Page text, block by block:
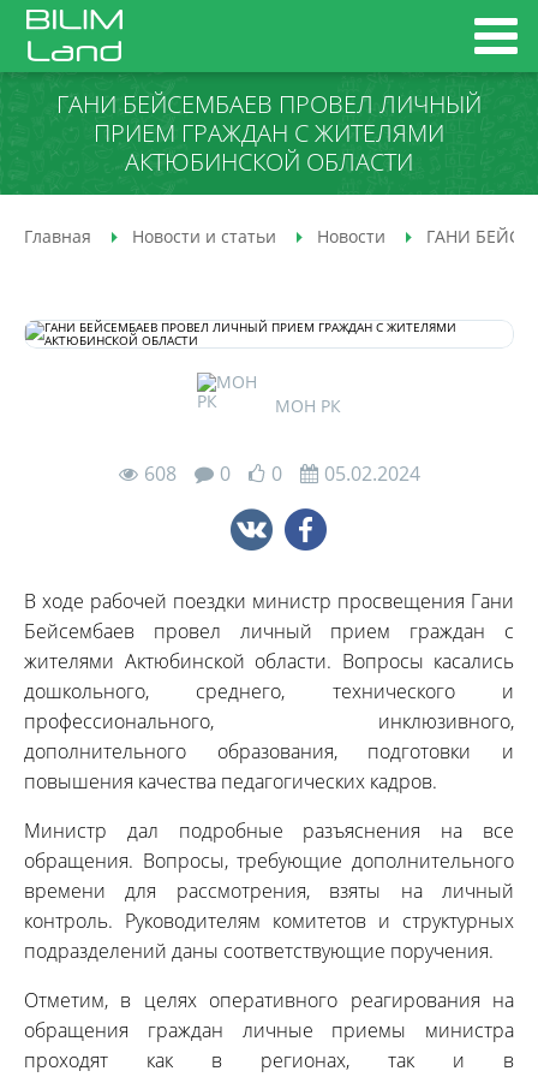
ГАНИ БЕЙСЕМБАЕВ ПРОВЕЛ ЛИЧНЫЙ
ПРИЕМ ГРАЖДАН С ЖИТЕЛЯМИ
АКТЮБИНСКОЙ ОБЛАСТИ
Главная Новости и статьи Новости ГАНИ
МОН РК
608 0 0 05.02.2024
В ходе рабочей поездки министр просвещения Гани
Бейсембаев провел личный прием граждан с
жителями Актюбинской области. Вопросы касались
дошкольного, среднего, технического и
профессионального, инклюзивного,
дополнительного образования, подготовки и
повышения качества педагогических кадров.
Министр дал подробные разъяснения на все
обращения. Вопросы, требующие дополнительного
времени для рассмотрения, взяты на личный
контроль. Руководителям комитетов и структурных
подразделений даны соответствующие поручения.
Отметим, в целях оперативного реагирования на
обращения граждан личные приемы министра
проходят как в регионах, так и в